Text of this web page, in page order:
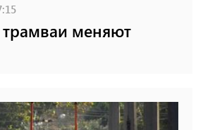
трамваи меняют